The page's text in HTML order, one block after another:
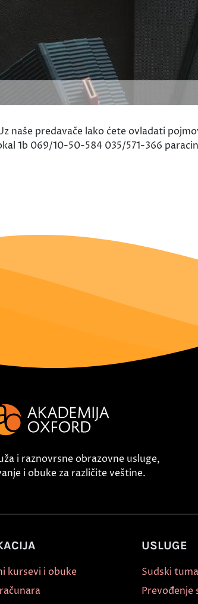
naše predavače lako ćete ovladati
1b 069/10-50-584 035/571-366
i raznovrsne obrazovne usluge,
i obuke za različite veštine.
kursevi i obuke
USLUGE
Sudski
Prevođenje